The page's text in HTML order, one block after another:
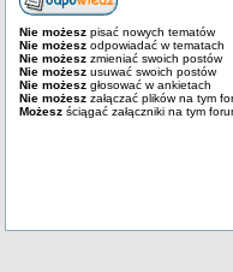
Nie możesz pisać nowych tematów
Nie możesz odpowiadać w tematach
Nie możesz zmieniać swoich postów
Nie możesz usuwać swoich postów
Nie możesz głosować w ankietach
Nie możesz załączać plików na tym
Możesz ściągać załączniki na tym